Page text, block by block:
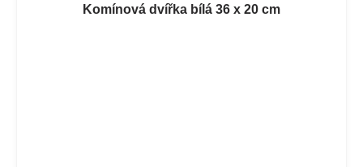
Komínová dvířka bílá 36 x 20 cm